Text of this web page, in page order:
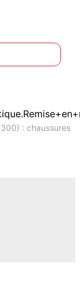
: chaussures